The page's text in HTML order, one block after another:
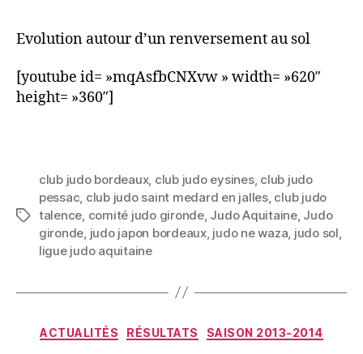
Evolution autour d’un renversement au sol
[youtube id= »mqAsfbCNXvw » width= »620″
height= »360″]
club judo bordeaux, club judo eysines, club judo
pessac, club judo saint medard en jalles, club judo
talence, comité judo gironde, Judo Aquitaine, Judo
gironde, judo japon bordeaux, judo ne waza, judo sol,
ligue judo aquitaine
ACTUALITÉS RÉSULTATS SAISON 2013-2014